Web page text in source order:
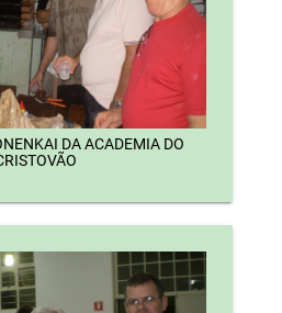
DA ACADEMIA DO